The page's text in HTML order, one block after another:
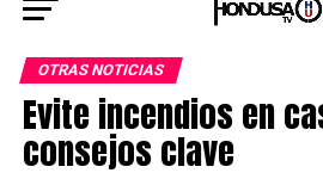
OTRAS NOTICIAS
Evite incendios en
consejos clave